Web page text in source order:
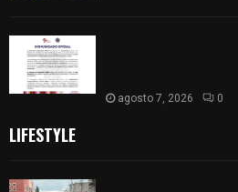
agosto 7, 2026 0
LIFESTYLE